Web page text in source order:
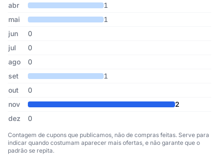
abr
1
mai
1
jun
0
jul
0
ago
0
set
1
out
0
nov
2
dez
0
Contagem de cupons que publicamos, não de compras feitas. Serve para
indicar quando costumam aparecer mais ofertas, e não garante que o
padrão se repita.